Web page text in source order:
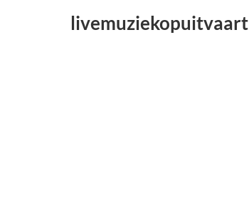
livemuziekopuitvaart